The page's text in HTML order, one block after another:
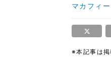
マカフィー
※本記事は掲